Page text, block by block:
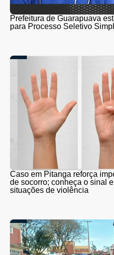
Prefeitura de Guarapuava
para Processo Seletivo
Caso em Pitanga reforça
de socorro; conheça o sinal
situações de violência